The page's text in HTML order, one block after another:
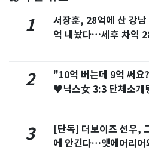
1
서장훈, 28억에 산 강
억 내놨다…세후 차익
2
"10억 버는데 9억 써
♥닉스女 3:3 단체소개
3
[단독] 더보이즈 선우,
에 안긴다…앳에어리어